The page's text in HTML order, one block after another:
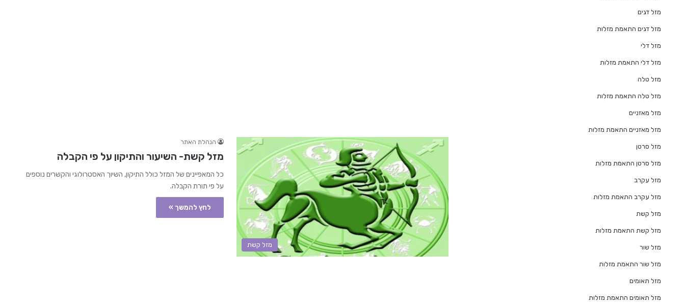
מזל קשת
הנהלת האתר
מזל קשת- השיעור והתיקון על פי הקבלה
כל המאפיינים של המזל כולל התיקון, השיוך האסטרולוגי והקשרים נוספים
על פי תורת הקבלה.
לחץ להמשך »
מזל דגים
מזל דגים התאמת מזלות
מזל דלי
מזל דלי התאמת מזלות
מזל טלה
מזל טלה התאמת מזלות
מזל מאזניים
מזל מאזניים התאמת מזלות
מזל סרטן
מזל סרטן התאמת מזלות
מזל עקרב
מזל עקרב התאמת מזלות
מזל קשת
מזל קשת התאמת מזלות
מזל שור
מזל שור התאמת מזלות
מזל תאומים
מזל תאומים התאמת מזלות